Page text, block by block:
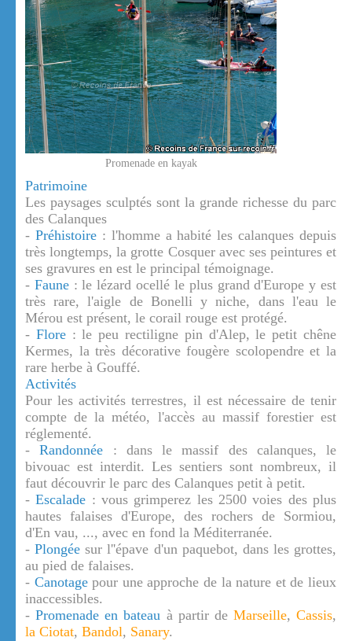
Promenade en kayak
Patrimoine
Les paysages sculptés sont la grande richesse du parc
des Calanques
- Préhistoire: l'homme a habité les calanques depuis
très longtemps, la grotte Cosquer avec ses peintures et
ses gravures en est le principal témoignage.
- Faune: le lézard ocellé le plus grand d'Europe y est
très rare, l'aigle de Bonelli y niche, dans l'eau le
Mérou est présent, le corail rouge est protégé.
- Flore: le peu rectiligne pin d'Alep, le petit chêne
Kermes, la très décorative fougère scolopendre et la
rare herbe à Gouffé.
Activités
Pour les activités terrestres, il est nécessaire de tenir
compte de la météo, l'accès au massif forestier est
réglementé.
-Randonnée : dans le massif des calanques, le
bivouac est interdit. Les sentiers sont nombreux, il
faut découvrir le parc des Calanques petit à petit.
-Escalade : vous grimperez les 2500 voies des plus
hautes falaises d'Europe, des rochers de Sormiou,
d'En vau, ..., avec en fond la Méditerranée.
-Plongée sur l''épave d'un paquebot, dans les grottes,
au pied de falaises.
- Canotagepour une approche de la nature et de lieux
inaccessibles.
-Promenade en bateau à partir de Marseille, Cassis,
la Ciotat, Bandol, Sanary.